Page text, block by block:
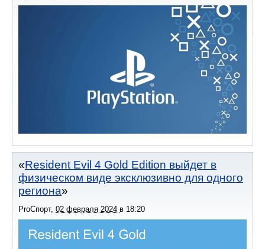
Resident Evil 4 Gold Edition выйдет в
физическом виде эксклюзивно для одного
региона
ProСпорт, 02 февраля 2024 в 18:20